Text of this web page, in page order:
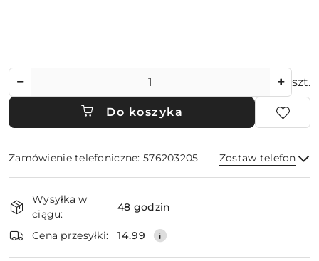
szt.
Do koszyka
Zamówienie telefoniczne: 576203205 Zostaw telefon
i
dostawa
Wysyłka w
ciągu:
48 godzin
Cena przesyłki: 14.99